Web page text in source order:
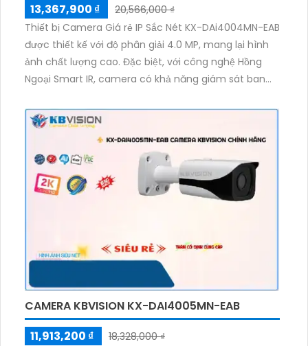
13,367,900 ₫
20,566,000 ₫
Thiết bị Camera Giá rẻ IP Sắc Nét KX-DAi4004MN-EAB
được thiết kế với độ phân giải 4.0 MP, mang lại hình
ảnh chất lượng cao. Đặc biệt, với công nghệ Hồng
Ngoại Smart IR, camera có khả năng giám sát ban
Camera này phù hợp cho cửa hàng, gia đình, căn
hộ, hay dự án chuyên dụng. Với kiểu dáng Dome Kim
Loại và công nghệ IP, camera không bị giảm chất
lượng. Ngoài ra, thiết bị còn có chức năng vượt trội
nhờ Công Nghệ AI, cung cấp giải pháp an ninh hiệu
CAMERA KBVISION KX-DAI4005MN-EAB
11,913,200 ₫
18,328,000 ₫